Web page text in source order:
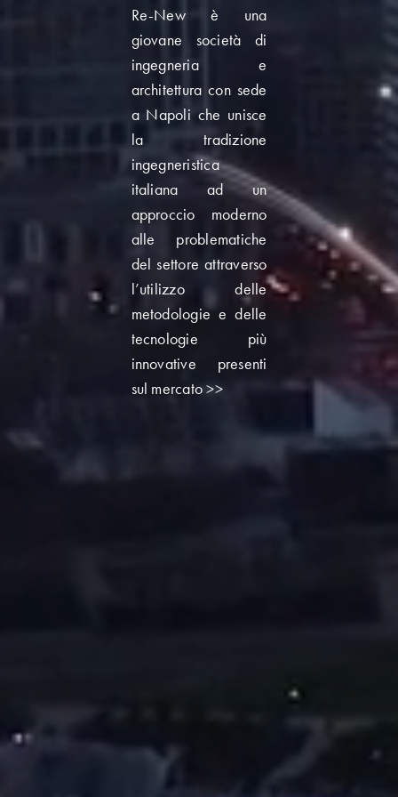
Da professionisti del
settore sappiamo che
i luoghi in cui
viviamo e dove
lavoriamo ci
rappresentano e ci
aiutano a vivere
meglio, ecco perché
abbiamo deciso di
investire nella nostra
casa! Vieni a dare
un’occhiata!